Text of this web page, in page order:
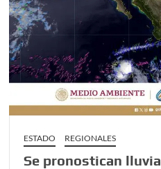
MUJERES
LA
AGENDA
2024
ESTADO REGIONALES
Se pronostican